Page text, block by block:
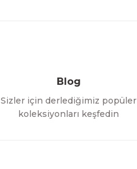
Blog
Sizler için derlediğimiz popüler
koleksiyonları keşfedin